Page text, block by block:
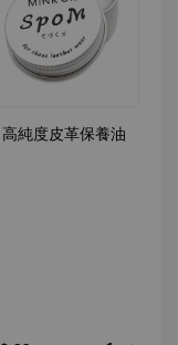
高純度皮革保養油